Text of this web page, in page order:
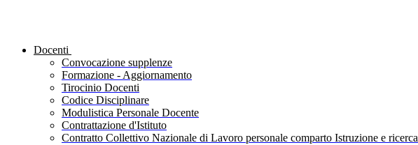
Docenti
Convocazione supplenze
Formazione - Aggiornamento
Tirocinio Docenti
Codice Disciplinare
Modulistica Personale Docente
Contrattazione d'Istituto
Contratto Collettivo Nazionale di Lavoro personale comparto Istruzione e ricerca